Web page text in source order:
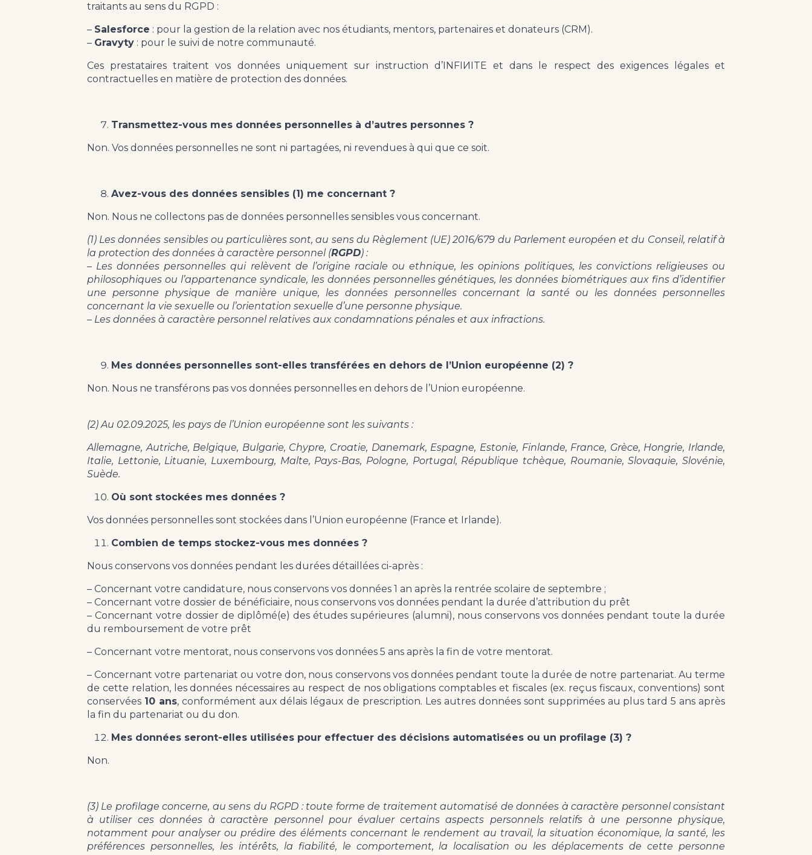
traitants au sens du RGPD :
– Salesforce : pour la gestion de la relation avec nos étudiants, mentors, partenaires et donateurs (CRM).
– Gravyty : pour le suivi de notre communauté.
Ces prestataires traitent vos données uniquement sur instruction d’INFIИITE et dans le respect des exigences légales et
contractuelles en matière de protection des données.
Transmettez-vous mes données personnelles à d’autres personnes ?
Non. Vos données personnelles ne sont ni partagées, ni revendues à qui que ce soit.
Avez-vous des données sensibles (1) me concernant ?
Non. Nous ne collectons pas de données personnelles sensibles vous concernant.
(1) Les données sensibles ou particulières sont, au sens du Règlement (UE) 2016/679 du Parlement européen et du Conseil, relatif à
la protection des données à caractère personnel (RGPD) :
– Les données personnelles qui relèvent de l’origine raciale ou ethnique, les opinions politiques, les convictions religieuses ou
philosophiques ou l’appartenance syndicale, les données personnelles génétiques, les données biométriques aux fins d’identifier
une personne physique de manière unique, les données personnelles concernant la santé ou les données personnelles
concernant la vie sexuelle ou l’orientation sexuelle d’une personne physique.
– Les données à caractère personnel relatives aux condamnations pénales et aux infractions.
Mes données personnelles sont-elles transférées en dehors de l’Union européenne (2) ?
Non. Nous ne transférons pas vos données personnelles en dehors de l’Union européenne.
(2) Au 02.09.2025, les pays de l’Union européenne sont les suivants :
Allemagne, Autriche, Belgique, Bulgarie, Chypre, Croatie, Danemark, Espagne, Estonie, Finlande, France, Grèce, Hongrie, Irlande,
Italie, Lettonie, Lituanie, Luxembourg, Malte, Pays-Bas, Pologne, Portugal, République tchèque, Roumanie, Slovaquie, Slovénie,
Suède.
Où sont stockées mes données ?
Vos données personnelles sont stockées dans l’Union européenne (France et Irlande).
Combien de temps stockez-vous mes données ?
Nous conservons vos données pendant les durées détaillées ci-après :
– Concernant votre candidature, nous conservons vos données 1 an après la rentrée scolaire de septembre ;
– Concernant votre dossier de bénéficiaire, nous conservons vos données pendant la durée d’attribution du prêt
– Concernant votre dossier de diplômé(e) des études supérieures (alumni), nous conservons vos données pendant toute la durée
du remboursement de votre prêt
– Concernant votre mentorat, nous conservons vos données 5 ans après la fin de votre mentorat.
– Concernant votre partenariat ou votre don, nous conservons vos données pendant toute la durée de notre partenariat. Au terme
de cette relation, les données nécessaires au respect de nos obligations comptables et fiscales (ex. reçus fiscaux, conventions) sont
conservées 10 ans, conformément aux délais légaux de prescription. Les autres données sont supprimées au plus tard 5 ans après
la fin du partenariat ou du don.
Mes données seront-elles utilisées pour effectuer des décisions automatisées ou un profilage (3) ?
Non.
(3) Le profilage concerne, au sens du RGPD : toute forme de traitement automatisé de données à caractère personnel consistant
à utiliser ces données à caractère personnel pour évaluer certains aspects personnels relatifs à une personne physique,
notamment pour analyser ou prédire des éléments concernant le rendement au travail, la situation économique, la santé, les
préférences personnelles, les intérêts, la fiabilité, le comportement, la localisation ou les déplacements de cette personne